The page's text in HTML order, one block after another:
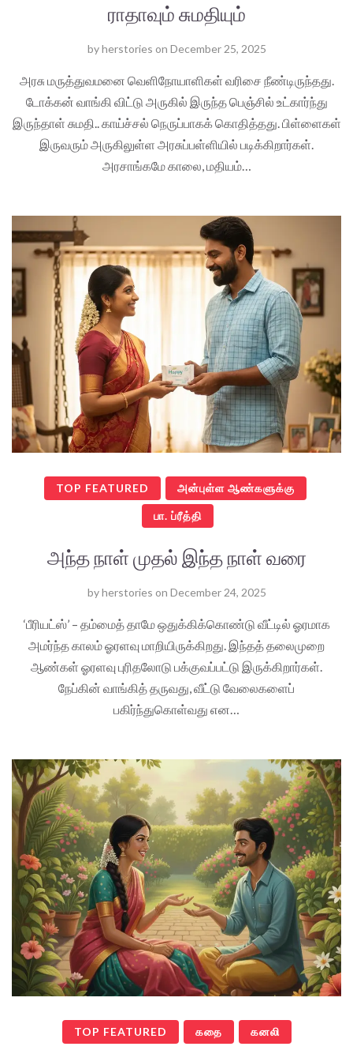
ராதாவும் சுமதியும்
byherstories on December 25, 2025
அரசு மருத்துவமனை வெளிநோயாளிகள் வரிசை நீண்டிருந்தது.
டோக்கன் வாங்கி விட்டு அருகில் இருந்த பெஞ்சில் உட்கார்ந்து
இருந்தாள் சுமதி.. காய்ச்சல் நெருப்பாகக் கொதித்தது. பிள்ளைகள்
இருவரும் அருகிலுள்ள அரசுப்பள்ளியில் படிக்கிறார்கள்.
அரசாங்கமே காலை, மதியம்…
TOP FEATURED அன்புள்ள ஆண்களுக்கு
பா. ப்ரீத்தி
அந்த நாள் முதல் இந்த நாள் வரை
byherstories on December 24, 2025
‘பீரியட்ஸ்’ – தம்மைத் தாமே ஒதுக்கிக்கொண்டு வீட்டில் ஓரமாக
அமர்ந்த காலம் ஓரளவு மாறியிருக்கிறது. இந்தத் தலைமுறை
ஆண்கள் ஓரளவு புரிதலோடு பக்குவப்பட்டு இருக்கிறார்கள்.
நேப்கின் வாங்கித் தருவது, வீட்டு வேலைகளைப்
பகிர்ந்துகொள்வது என…
TOP FEATURED கதை கனலி